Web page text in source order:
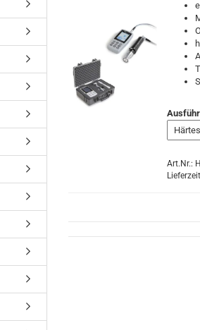
Art.Nr.: